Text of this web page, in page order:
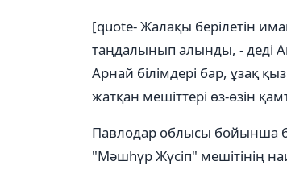
[quote- Жалақы берілетін
таңдалынып алынды, - деді
Арнай білімдері бар, ұзақ
жатқан мешіттері өз-өзін
Павлодар облысы бойынша
"Мәшһүр Жүсіп" мешітінің